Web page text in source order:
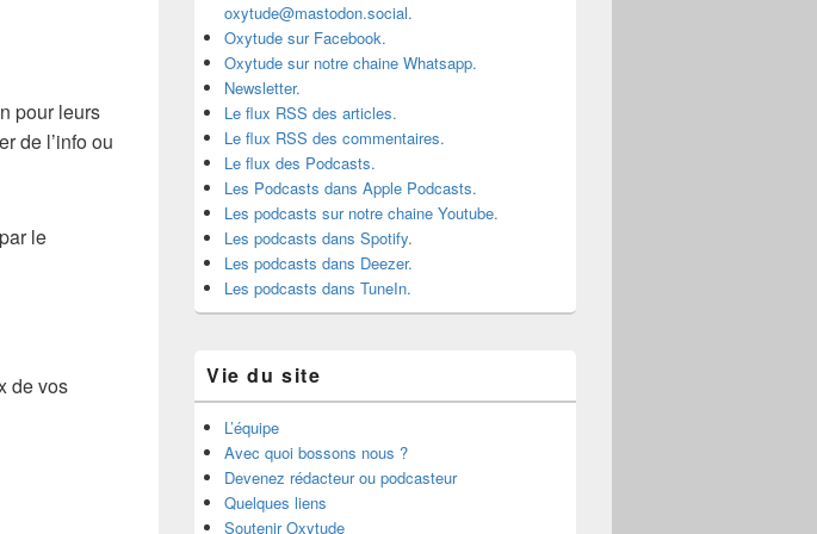
pour leurs
de l’info ou
le
de vos
oxytude@mastodon.social.
Oxytude sur Facebook.
Oxytude sur notre chaine Whatsapp.
Newsletter.
Le flux RSS des articles.
Le flux RSS des commentaires.
Le flux des Podcasts.
Les Podcasts dans Apple Podcasts.
Les podcasts sur notre chaine Youtube.
Les podcasts dans Spotify.
Les podcasts dans Deezer.
Les podcasts dans TuneIn.
Vie du site
L’équipe
Avec quoi bossons nous ?
Devenez rédacteur ou podcasteur
Quelques liens
Soutenir Oxytude